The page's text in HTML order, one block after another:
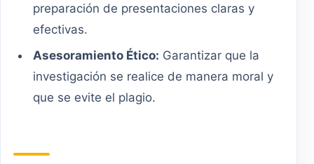
preparación de presentaciones claras y
efectivas.
Asesoramiento Ético: Garantizar que la
investigación se realice de manera moral y
que se evite el plagio.